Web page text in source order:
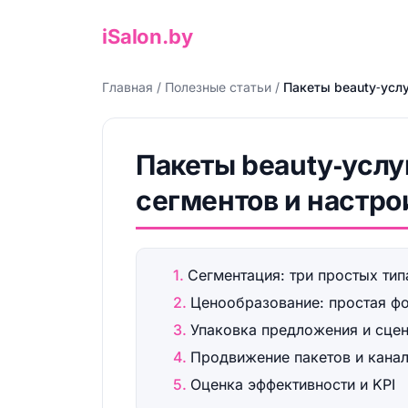
iSalon.by
Главная / Полезные статьи / Пакеты
Пакеты
сегментов и
Сегментация: три простых
Ценообразование: простая
Упаковка предложения и
Продвижение пакетов и
Оценка эффективности и KPI